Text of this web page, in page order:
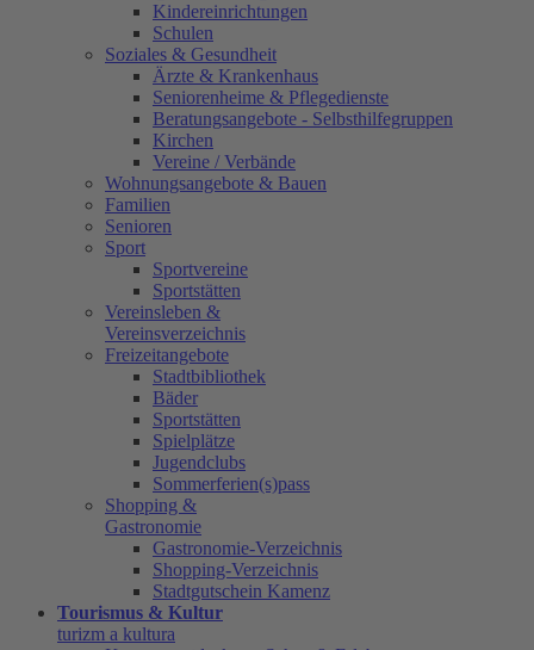
Kindereinrichtungen
Schulen
Soziales & Gesundheit
Ärzte & Krankenhaus
Seniorenheime & Pflegedienste
Beratungsangebote - Selbsthilfegruppen
Kirchen
Vereine / Verbände
Wohnungsangebote & Bauen
Familien
Senioren
Sport
Sportvereine
Sportstätten
Vereinsleben &
Vereinsverzeichnis
Freizeitangebote
Stadtbibliothek
Bäder
Sportstätten
Spielplätze
Jugendclubs
Sommerferien(s)pass
Shopping &
Gastronomie
Gastronomie-Verzeichnis
Shopping-Verzeichnis
Stadtgutschein Kamenz
Tourismus & Kultur
turizm a kultura